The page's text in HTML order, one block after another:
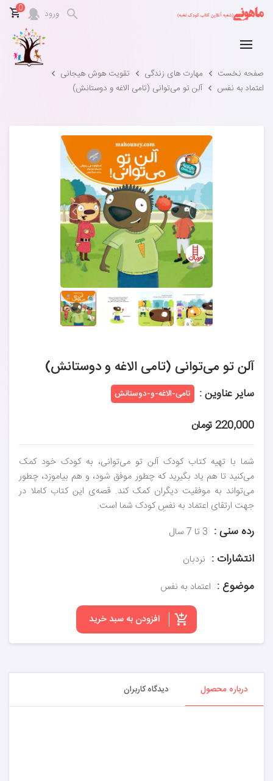
ورود 0
صفحه نخست مهارت های زندگی
تقویت هوش هیجانی
اعتماد به نفس
آلن تو می‌توانی (تامی الاغه و دوستانش)
آلن تو می‌توانی (تامی الاغه و دوستانش)
سایر عناوین : تامی-الاغه-و-دوستانش
220,000 تومان
شما با تهیه کتاب کودک آلن تو می‌توانی، به کودک خود کمک
می‌کنید تا هم یاد بگیرید که چطور موفق شود، و هم بیاموزد، چطور
می‌تواند به موفقیت دیگران کمک کند. قصه‌ی این کتاب کاملا در
جهت ارتقای اعتماد به نفسِ کودک شما است.
رده سنی : 3 تا 7 سال
انتشارات : نردبان
موضوع : اعتماد به نفس
افزودن به سبد خرید
درباره محصول دیدگاه کاربران